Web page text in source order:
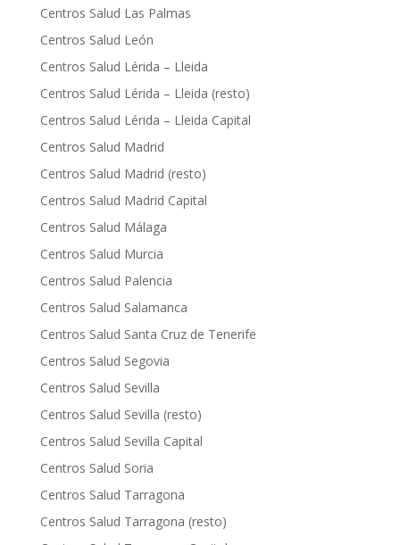
Centros Salud Las Palmas
Centros Salud León
Centros Salud Lérida – Lleida
Centros Salud Lérida – Lleida (resto)
Centros Salud Lérida – Lleida Capital
Centros Salud Madrid
Centros Salud Madrid (resto)
Centros Salud Madrid Capital
Centros Salud Málaga
Centros Salud Murcia
Centros Salud Palencia
Centros Salud Salamanca
Centros Salud Santa Cruz de Tenerife
Centros Salud Segovia
Centros Salud Sevilla
Centros Salud Sevilla (resto)
Centros Salud Sevilla Capital
Centros Salud Soria
Centros Salud Tarragona
Centros Salud Tarragona (resto)